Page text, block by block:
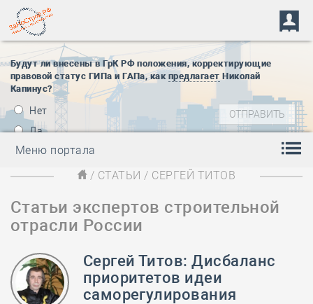
Будут ли внесены в ГрК РФ положения, корректирующие
правовой статус ГИПа и ГАПа, как предлагает Николай
Капинус?
Нет
Да
Меню портала
/ СТАТЬИ / СЕРГЕЙ ТИТОВ
Статьи экспертов строительной
отрасли России
Сергей Титов: Дисбаланс
приоритетов идеи
саморегулирования